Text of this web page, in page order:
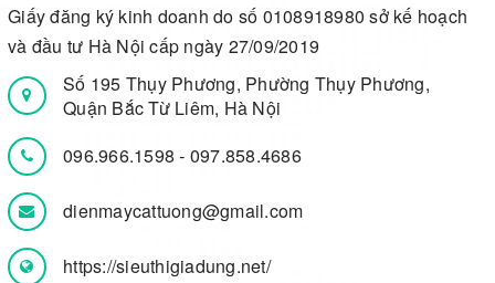
Giấy đăng ký kinh doanh do số 0108918980 sở kế hoạch
và đầu tư Hà Nội cấp ngày 27/09/2019
Số 195 Thụy Phương, Phường Thụy Phương,
Quận Bắc Từ Liêm, Hà Nội
096.966.1598- 097.858.4686
dienmaycattuong@gmail.com
https://sieuthigiadung.net/